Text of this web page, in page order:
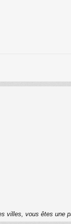
villes, vous êtes une